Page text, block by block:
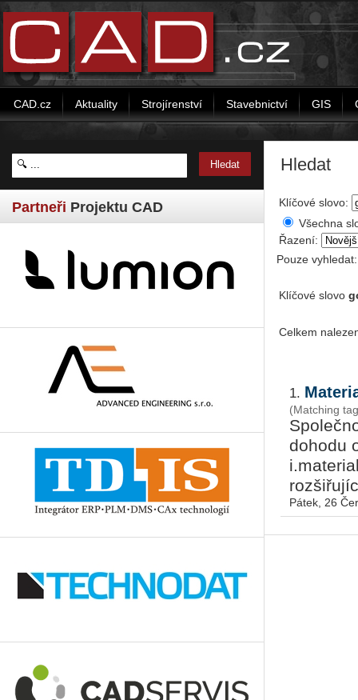
CAD.cz Aktuality Strojírenství Stavebnictví GIS
Partneři Projektu CAD
Hledat
Klíčové slovo:
Všechna
Řazení:
Pouze
Klíčové slovo
Celkem
1.
(Matching
dohodu
Pátek, 26